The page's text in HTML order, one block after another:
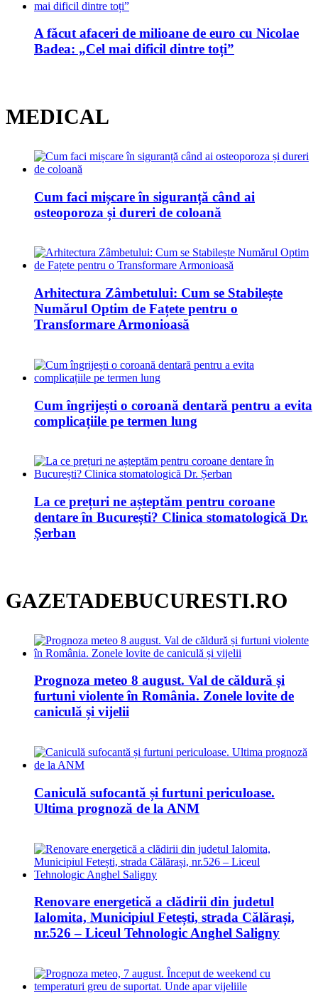
A făcut afaceri de milioane de euro cu Nicolae
Badea: „Cel mai dificil dintre toți”
MEDICAL
Cum faci mișcare în siguranță când ai
osteoporoza și dureri de coloană
Arhitectura Zâmbetului: Cum se Stabilește
Numărul Optim de Fațete pentru o
Transformare Armonioasă
Cum îngrijești o coroană dentară pentru a evita
complicațiile pe termen lung
La ce prețuri ne așteptăm pentru coroane
dentare în București? Clinica stomatologică Dr.
Șerban
GAZETADEBUCURESTI.RO
Prognoza meteo 8 august. Val de căldură și
furtuni violente în România. Zonele lovite de
caniculă și vijelii
Caniculă sufocantă și furtuni periculoase.
Ultima prognoză de la ANM
Renovare energetică a clădirii din judetul
Ialomita, Municipiul Fetești, strada Călărași,
nr.526 – Liceul Tehnologic Anghel Saligny